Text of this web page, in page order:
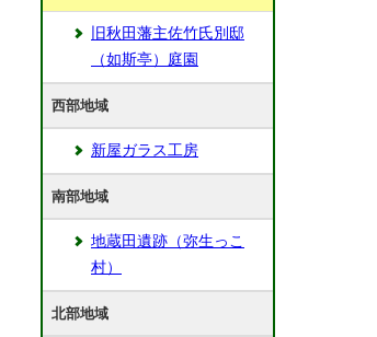
旧秋田藩主佐竹氏別邸
（如斯亭）庭園
西部地域
新屋ガラス工房
南部地域
地蔵田遺跡（弥生っこ
村）
北部地域